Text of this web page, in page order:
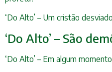
‘Do Alto’ – Um cristão
‘Do Alto’ – São
‘Do Alto’ – Em algum